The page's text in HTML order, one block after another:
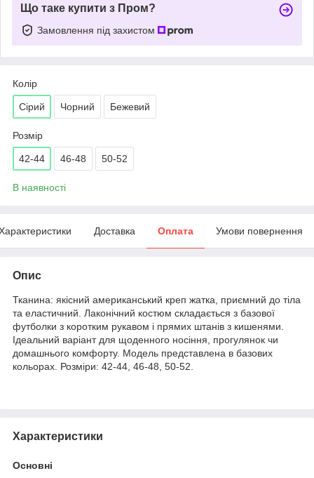
Що таке купити з Пром?
Замовлення під захистом
Колір
Сірий Чорний Бежевий
Розмір
42-44 46-48 50-52
В наявності
Доставка Оплата Умови повернення
Опис
Тканина: якісний американський креп жатка, приємний до тіла
та еластичний. Лаконічний костюм складається з базової
футболки з коротким рукавом і прямих штанів з кишенями.
Ідеальний варіант для щоденного носіння, прогулянок чи
домашнього комфорту. Модель представлена в базових
кольорах. Розміри: 42-44, 46-48, 50-52.
Характеристики
Основні